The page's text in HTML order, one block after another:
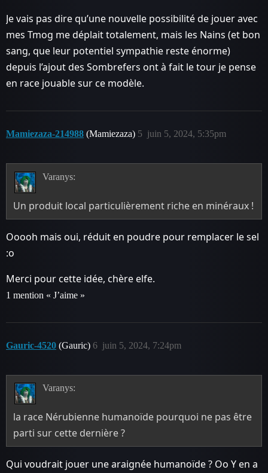
Je vais pas dire qu’une nouvelle possibilité de jouer avec
mes Tmog me déplait totalement, mais les Nains (et bon
sang, que leur potentiel sympathie reste énorme)
depuis l’ajout des Sombrefers ont à fait le tour je pense
en race jouable sur ce modèle.
Mamiezaza-214988 (Mamiezaza) juin 5, 2024, 5:35pm
5
Varanys:
Un produit local particulièrement riche en minéraux !
Ooooh mais oui, réduit en poudre pour remplacer le sel
:o
Merci pour cette idée, chère elfe.
1 mention « J’aime »
Gauric-4520 (Gauric) juin 5, 2024, 7:24pm
6
Varanys:
la race Nérubienne humanoïde pourquoi ne pas être
parti sur cette dernière ?
Qui voudrait jouer une araignée humanoïde ? Oo Y en a